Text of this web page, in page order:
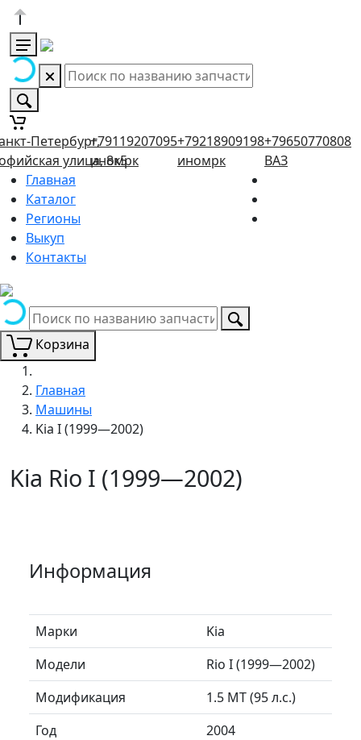
Петербург,
улица, 8к5
+79119207095
иномрк
+79218909198
иномрк
+79650770808
ВАЗ
Главная
Каталог
Регионы
Выкуп
Контакты
Корзина
Главная
Машины
Kia I (1999—2002)
Kia Rio I (1999—2002)
Информация
Марки
Kia
Модели
Rio I (1999—2002)
Модификация
1.5 MT (95 л.с.)
Год
2004